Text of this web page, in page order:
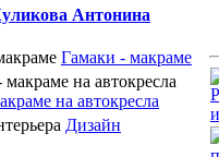
Антонина
Гамаки - макраме
на автокресла
Дизайн